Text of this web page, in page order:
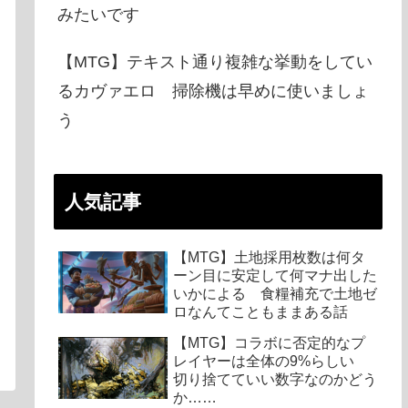
みたいです
【MTG】テキスト通り複雑な挙動をしてい
るカヴァエロ 掃除機は早めに使いましょ
う
人気記事
【MTG】土地採用枚数は何タ
ーン目に安定して何マナ出した
いかによる 食糧補充で土地ゼ
ロなんてこともままある話
【MTG】コラボに否定的なプ
レイヤーは全体の9%らしい
切り捨てていい数字なのかどう
か……